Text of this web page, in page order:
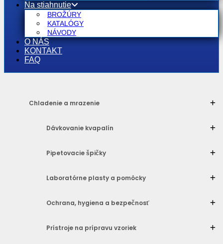
Na stiahnutie
BROŽÚRY
KATALÓGY
NÁVODY
O NÁS
KONTAKT
FAQ
Chladenie a mrazenie
Dávkovanie kvapalín
Pipetovacie špičky
Laboratórne plasty a pomôcky
Ochrana, hygiena a bezpečnosť
Prístroje na prípravu vzoriek